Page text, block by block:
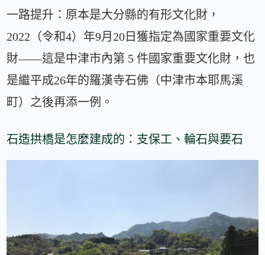
一路提升：原本是大分縣的有形文化財，
2022（令和4）年9月20日獲指定為國家重要文化
財——這是中津市內第 5 件國家重要文化財，也
是繼平成26年的羅漢寺石佛（中津市本耶馬溪
町）之後再添一例。
石造拱橋是怎麼建成的：支保工、輪石與要石